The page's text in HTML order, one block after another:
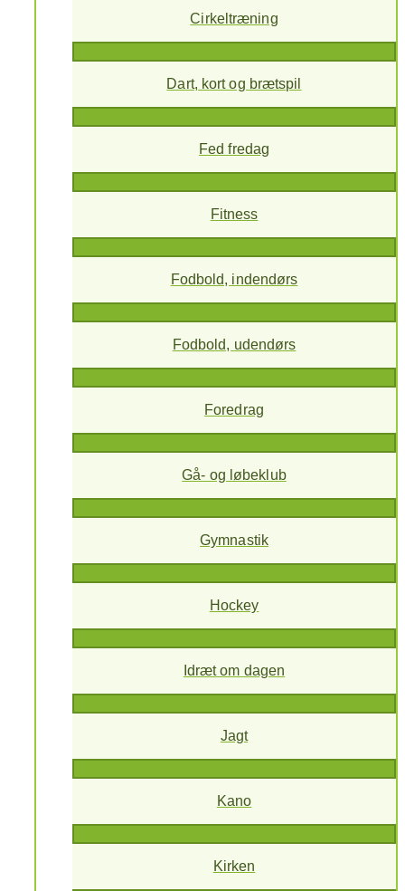
Cirkeltræning
Dart, kort og brætspil
Fed fredag
Fitness
Fodbold, indendørs
Fodbold, udendørs
Foredrag
Gå- og løbeklub
Gymnastik
Hockey
Idræt om dagen
Jagt
Kano
Kirken